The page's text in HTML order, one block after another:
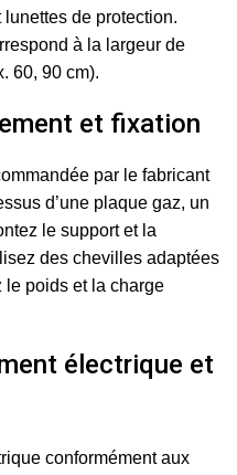
de protection.
à la largeur de
60, 90 cm).
et fixation
par le fabricant
d’une plaque gaz, un
le support et la
des chevilles adaptées
le poids et la charge
électrique et
conformément aux